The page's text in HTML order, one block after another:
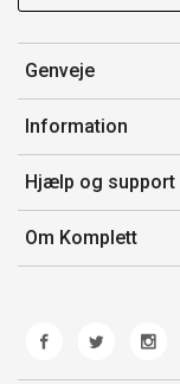
Genveje
Min side
Ordrehistorik
Gavekort
Information
Salgsbetingelser
Mærker/producent
Fortrydelsesret
Hjælp og support
Kontakt os
Kundeservice
Fejl/Mangler
Fragt og levering
Om Komplett